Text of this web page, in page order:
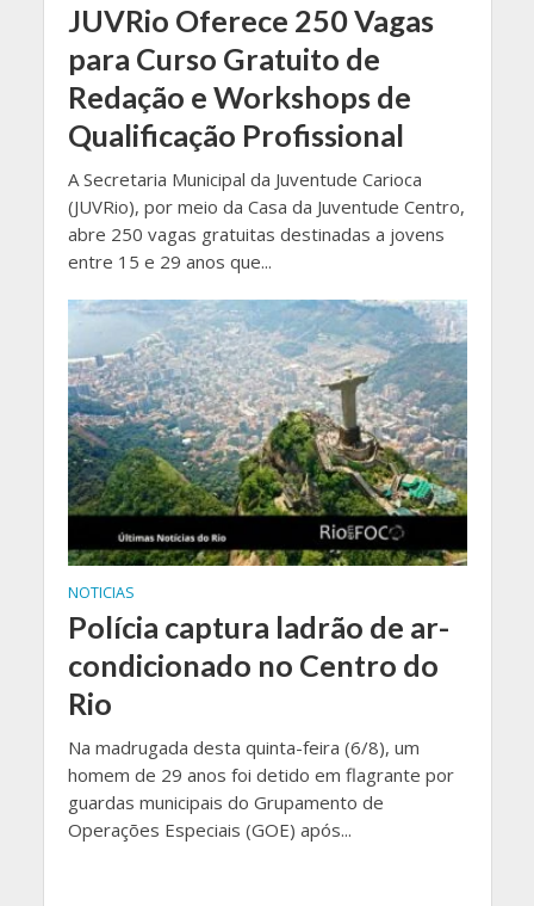
JUVRio Oferece 250 Vagas
para Curso Gratuito de
Redação e Workshops de
Qualificação Profissional
A Secretaria Municipal da Juventude Carioca
(JUVRio), por meio da Casa da Juventude Centro,
abre 250 vagas gratuitas destinadas a jovens
entre 15 e 29 anos que...
NOTICIAS
Polícia captura ladrão de ar-
condicionado no Centro do
Rio
Na madrugada desta quinta-feira (6/8), um
homem de 29 anos foi detido em flagrante por
guardas municipais do Grupamento de
Operações Especiais (GOE) após...